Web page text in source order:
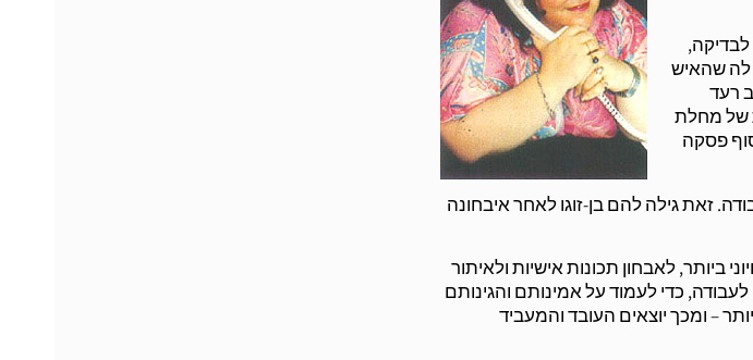
לה שהאיש
רעד
של מחלת
פסקה
זאת גילה להם בן-זוגו לאחר איבחונה
ביותר, לאבחון תכונות אישיות ולאיתור
כדי לעמוד על אמינותם והגינותם
– ומכך יוצאים העובד והמעביד